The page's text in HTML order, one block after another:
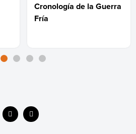
Cronología de la Guerra
Fría